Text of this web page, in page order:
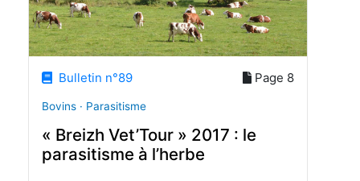
Bulletin n°89 Page 8
Bovins · Parasitisme
« Breizh Vet’Tour » 2017 : le
parasitisme à l’herbe